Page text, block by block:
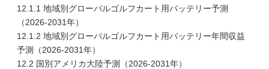
12.1.1 地域別グローバルゴルフカート用バッテリー予測
（2026-2031年）
12.1.2 地域別グローバルゴルフカート用バッテリー年間収益
予測（2026-2031年）
12.2 国別アメリカ大陸予測（2026-2031年）